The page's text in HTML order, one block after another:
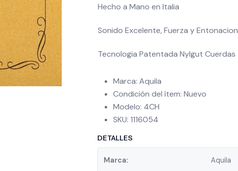
Hecho a Mano en Italia
Sonido Excelente, Fuerza y Entonacion
Tecnologia Patentada Nylgut Cuerdas
Marca: Aquila
Condición del ítem: Nuevo
Modelo: 4CH
SKU: 1116054
DETALLES
Marca: Aquila